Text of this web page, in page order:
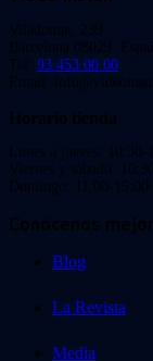
Viladomat, 239
Barcelona 08029.
Tel: 93 453 00 00
Email:
Horario tienda
Lunes a jueves:
Viernes y sábado:
Domingo: 11:00-15:00
Conócenos mejor
Blog
La Revista
Media